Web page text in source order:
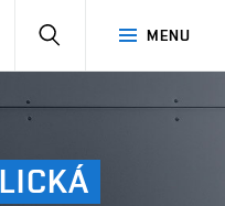
MENU